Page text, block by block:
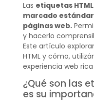
Las etiquetas
marcado
páginas web.
y hacerlo
Este artículo
HTML y cómo,
experiencia web
¿Qué son las
es su